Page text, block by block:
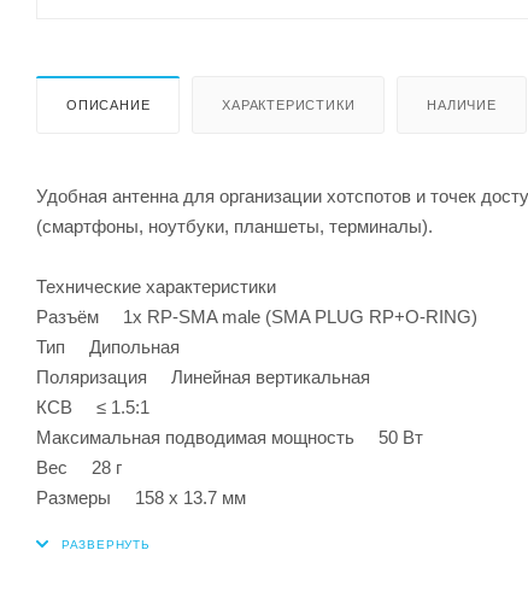
ОПИСАНИЕ ХАРАКТЕРИСТИКИ НАЛИЧИЕ
Удобная антенна для организации хотспотов и точек
(смартфоны, ноутбуки, планшеты, терминалы).
Технические характеристики
Разъём 1х RP-SMA male (SMA PLUG RP+O-RING)
Тип Дипольная
Поляризация Линейная вертикальная
КСВ ≤ 1.5:1
Максимальная подводимая мощность 50 Вт
Вес 28 г
Размеры 158 х 13.7 мм